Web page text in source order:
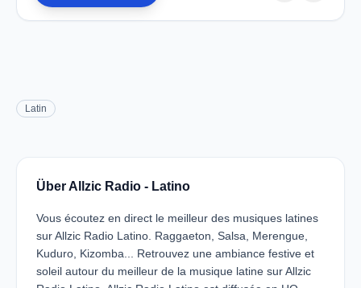
Latin
Über Allzic Radio - Latino
Vous écoutez en direct le meilleur des musiques latines
sur Allzic Radio Latino. Raggaeton, Salsa, Merengue,
Kuduro, Kizomba... Retrouvez une ambiance festive et
soleil autour du meilleur de la musique latine sur Allzic